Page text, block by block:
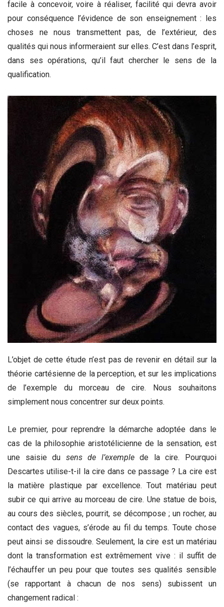
facile à concevoir, voire à réaliser, facilité qui devra avoir
pour conséquence l’évidence de son enseignement : les
choses ne nous transmettent pas, de l’extérieur, des
qualités qui nous informeraient sur elles. C’est dans l’esprit,
dans ses opérations, qu’il faut chercher le sens de la
qualification.
L’objet de cette étude n’est pas de revenir en détail sur la
théorie cartésienne de la perception, et sur les implications
de l’exemple du morceau de cire. Nous souhaitons
simplement nous concentrer sur deux points.
Le premier, pour reprendre la démarche adoptée dans le
cas de la philosophie aristotélicienne de la sensation, est
une saisie du sens de l’exemplede la cire. Pourquoi
Descartes utilise-t-il la cire dans ce passage ? La cire est
la matière plastique par excellence. Tout matériau peut
subir ce qui arrive au morceau de cire. Une statue de bois,
au cours des siècles, pourrit, se décompose ; un rocher, au
contact des vagues, s’érode au fil du temps. Toute chose
peut ainsi se dissoudre. Seulement, la cire est un matériau
dont la transformation est extrêmement vive : il suffit de
l’échauffer un peu pour que toutes ses qualités sensible
(se rapportant à chacun de nos sens) subissent un
changement radical :